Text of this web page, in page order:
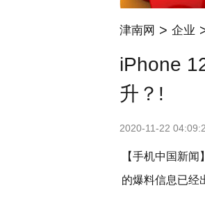
津南网 > 企业
iPhone
升？!
2020-11-22
【手机中国新
的爆料信息已经